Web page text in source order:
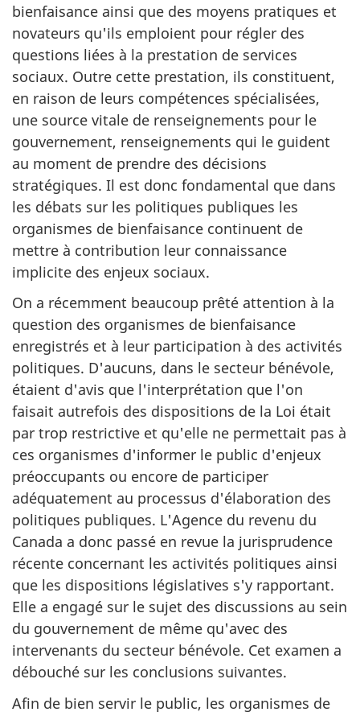
bienfaisance ainsi que des moyens pratiques et
novateurs qu'ils emploient pour régler des
questions liées à la prestation de services
sociaux. Outre cette prestation, ils constituent,
en raison de leurs compétences spécialisées,
une source vitale de renseignements pour le
gouvernement, renseignements qui le guident
au moment de prendre des décisions
stratégiques. Il est donc fondamental que dans
les débats sur les politiques publiques les
organismes de bienfaisance continuent de
mettre à contribution leur connaissance
implicite des enjeux sociaux.
On a récemment beaucoup prêté attention à la
question des organismes de bienfaisance
enregistrés et à leur participation à des activités
politiques. D'aucuns, dans le secteur bénévole,
étaient d'avis que l'interprétation que l'on
faisait autrefois des dispositions de la Loi était
par trop restrictive et qu'elle ne permettait pas à
ces organismes d'informer le public d'enjeux
préoccupants ou encore de participer
adéquatement au processus d'élaboration des
politiques publiques. L'Agence du revenu du
Canada a donc passé en revue la jurisprudence
récente concernant les activités politiques ainsi
que les dispositions législatives s'y rapportant.
Elle a engagé sur le sujet des discussions au sein
du gouvernement de même qu'avec des
intervenants du secteur bénévole. Cet examen a
débouché sur les conclusions suivantes.
Afin de bien servir le public, les organismes de